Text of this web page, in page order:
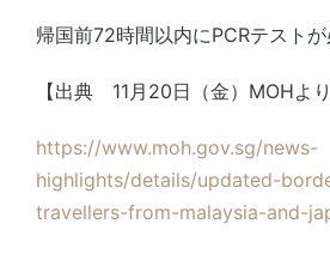
帰国前72時間以内にPCRテストが
【出典 11月20日（金）MOHより
https://www.moh.gov.sg/news-
highlights/details/updated-
travellers-from-malaysia-and-